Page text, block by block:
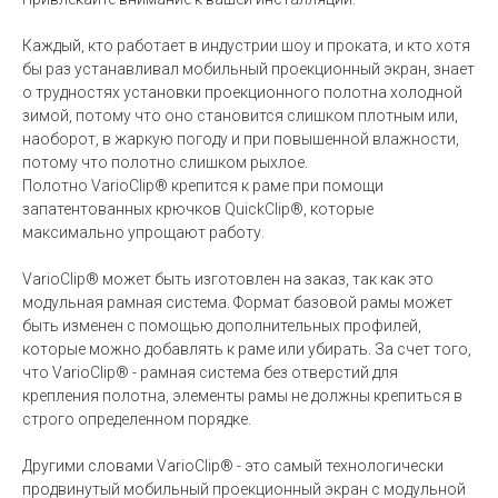
Каждый, кто работает в индустрии шоу и проката, и кто хотя
бы раз устанавливал мобильный проекционный экран, знает
о трудностях установки проекционного полотна холодной
зимой, потому что оно становится слишком плотным или,
наоборот, в жаркую погоду и при повышенной влажности,
потому что полотно слишком рыхлое.
Полотно VarioClip® крепится к раме при помощи
запатентованных крючков QuickClip®, которые
максимально упрощают работу.
VarioClip® может быть изготовлен на заказ, так как это
модульная рамная система. Формат базовой рамы может
быть изменен с помощью дополнительных профилей,
которые можно добавлять к раме или убирать. За счет того,
что VarioClip® - рамная система без отверстий для
крепления полотна, элементы рамы не должны крепиться в
строго определенном порядке.
Другими словами VarioClip® - это самый технологически
продвинутый мобильный проекционный экран с модульной